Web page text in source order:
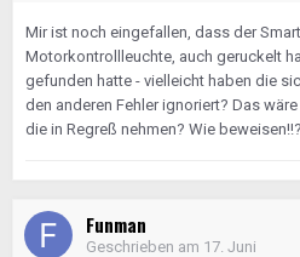
Mir ist noch eingefallen, dass der
Motorkontrollleuchte, auch geruckelt
gefunden hatte - vielleicht haben die
den anderen Fehler ignoriert? Das
die in Regreß nehmen? Wie
Funman
Geschrieben am 17. Juni